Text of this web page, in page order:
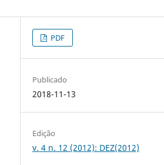
PDF
Publicado
2018-11-13
Edição
v. 4 n. 12 (2012): DEZ(2012)